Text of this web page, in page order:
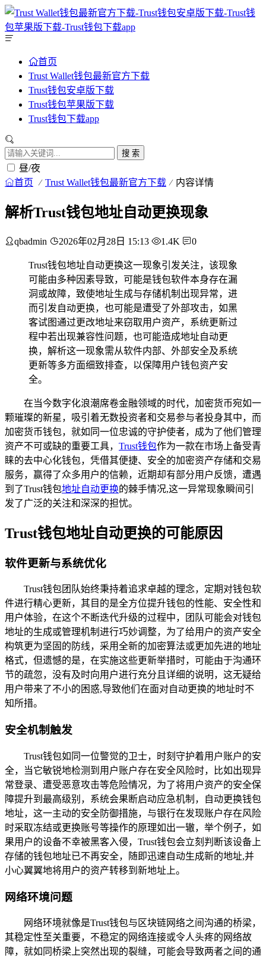
首页
Trust Wallet钱包最新官方下载
Trust钱包安卓版下载
Trust钱包苹果版下载
Trust钱包下载app
搜 索
昼/夜
首页 Trust Wallet钱包最新官方下载 内容详情
解析Trust钱包地址自动更换现象
qbadmin 2026年02月28日 15:13 1.4K 0
Trust钱包地址自动更换这一现象引发关注，该现象
可能由多种因素导致，可能是钱包软件本身存在漏
洞或故障，致使地址生成与存储机制出现异常，进
而引发自动更换，也可能是遭受了外部攻击，如黑
客试图通过更改地址来窃取用户资产，系统更新过
程中若出现兼容性问题，也可能造成地址自动更
换，解析这一现象需从软件内部、外部安全及系统
更新等多方面细致排查，以保障用户钱包资产安
全。
在当今数字化浪潮席卷金融领域的时代，加密货币宛如一
颗璀璨的新星，吸引着无数投资者和交易参与者投身其中，而
加密货币钱包，就如同一位忠诚的守护使者，成为了他们管理
资产不可或缺的重要工具， Trust钱包作为一款在市场上备受青
睐的去中心化钱包，凭借其便捷、安全的加密资产存储和交易
服务，赢得了众多用户的信赖，近期却有部分用户反馈，遭遇
到了Trust钱包地址自动更换的棘手情况,这一异常现象瞬间引
发了广泛的关注和深深的担忧。
Trust钱包地址自动更换的可能原因
软件更新与系统优化
Trust钱包团队始终秉持着追求卓越的理念，定期对钱包软
件进行精心更新，其目的是全方位提升钱包的性能、安全性和
用户体验，在这个不断迭代升级的过程中，团队可能会对钱包
地址的生成或管理机制进行巧妙调整，为了给用户的资产安全
构筑更为坚固的防线，采用全新的加密算法或更加先进的地址
格式，但遗憾的是，在实施这些更新举措时，可能由于沟通环
节的疏忽，没有及时向用户进行充分且详细的说明，这无疑给
用户带来了不小的困惑,导致他们在面对自动更换的地址时不
知所措。
安全机制触发
Trust钱包如同一位警觉的卫士，时刻守护着用户账户的安
全，当它敏锐地检测到用户账户存在安全风险时，比如出现异
常登录、遭受恶意攻击等危险情况，为了将用户资产的安全保
障提升到最高级别，系统会果断启动应急机制，自动更换钱包
地址，这一主动的安全防御措施，与银行在发现账户存在风险
时采取冻结或更换账号等操作的原理如出一辙，举个例子，如
果用户的设备不幸被黑客入侵，Trust钱包会立刻判断该设备上
存储的钱包地址已不再安全，随即迅速自动生成新的地址,并
小心翼翼地将用户的资产转移到新地址上。
网络环境问题
网络环境就像是Trust钱包与区块链网络之间沟通的桥梁，
其稳定性至关重要，不稳定的网络连接或令人头疼的网络故
障，就如同桥梁上突然出现的裂缝，可能会导致两者之间的通